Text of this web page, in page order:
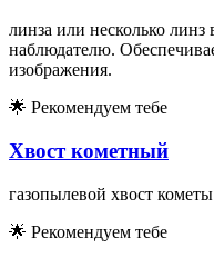
линза или несколько
наблюдателю.
изображения.
🌟 Рекомендуем тебе
Хвост кометный
газопылевой хвост
🌟 Рекомендуем тебе